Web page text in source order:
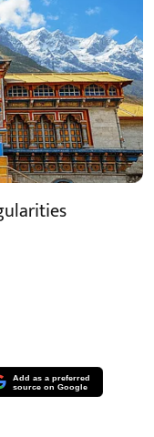
Add as a preferred
source on Google